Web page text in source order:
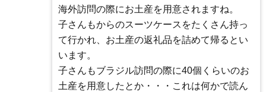
海外訪問の際にお土産を用意されますね。
子さんもからのスーツケースをたくさん持っ
て行かれ、お土産の返礼品を詰めて帰るとい
います。
子さんもブラジル訪問の際に40個くらいのお
土産を用意したとか・・・これは何かで読ん